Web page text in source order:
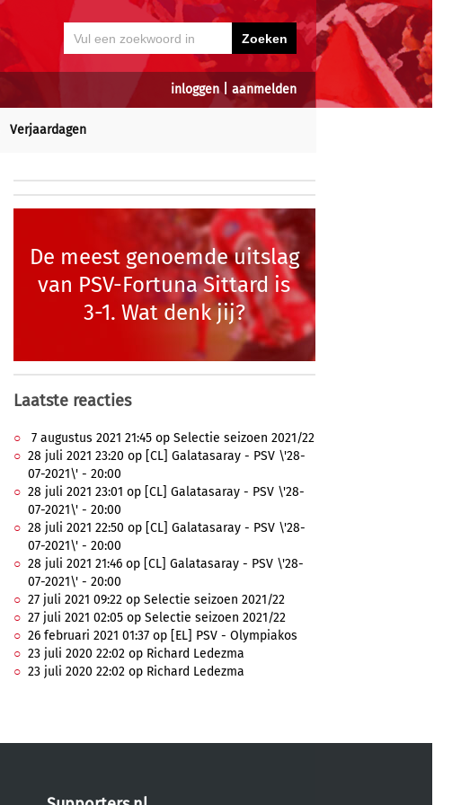
inloggen| aanmelden
Verjaardagen
De meest genoemde uitslag
van PSV-Fortuna Sittard is
3-1. Wat denk jij?
Laatste reacties
7 augustus 2021 21:45 op Selectie seizoen 2021/22
28 juli 2021 23:20 op [CL] Galatasaray - PSV \'28-
07-2021\' - 20:00
28 juli 2021 23:01 op [CL] Galatasaray - PSV \'28-
07-2021\' - 20:00
28 juli 2021 22:50 op [CL] Galatasaray - PSV \'28-
07-2021\' - 20:00
28 juli 2021 21:46 op [CL] Galatasaray - PSV \'28-
07-2021\' - 20:00
27 juli 2021 09:22 op Selectie seizoen 2021/22
27 juli 2021 02:05 op Selectie seizoen 2021/22
26 februari 2021 01:37 op [EL] PSV - Olympiakos
23 juli 2020 22:02 op Richard Ledezma
23 juli 2020 22:02 op Richard Ledezma